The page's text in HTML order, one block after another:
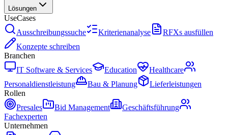
Lösungen
UseCases
Ausschreibungssuche
Kriterienanalyse
RFXs ausfüllen
Konzepte schreiben
Branchen
IT Software & Services
Education
Healthcare
Personaldienstleistung
Bau & Planung
Lieferleistungen
Rollen
Presales
Bid Management
Geschäftsführung
Fachexperten
Unternehmen